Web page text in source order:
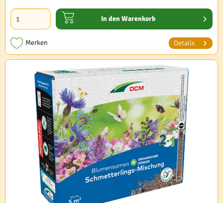
In den Warenkorb
Merken Details